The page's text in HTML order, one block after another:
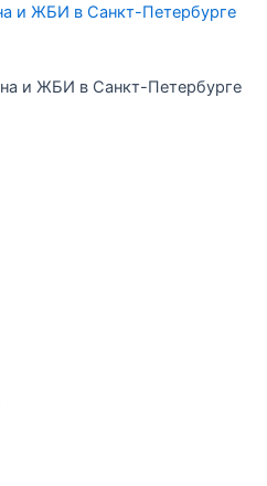
и ЖБИ в Санкт-Петербурге
и ЖБИ в Санкт-Петербурге